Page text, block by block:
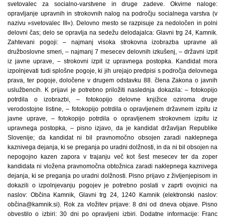
svetovalec za socialno-varstvene in druge zadeve. Okvirne naloge:
opravljanje upravnih in strokovnih nalog na področju socialnega varstva (v
nazivu »svetovalec III«). Delovno mesto se razpisuje za nedoločen in polni
delovni čas; delo se opravlja na sedežu delodajalca: Glavni trg 24, Kamnik.
Zahtevani pogoji: – najmanj visoka strokovna izobrazba upravne ali
družboslovne smeri, – najmanj 7 mesecev delovnih izkušenj, – državni izpit
iz javne uprave, – strokovni izpit iz upravnega postopka. Kandidat mora
izpolnjevati tudi splošne pogoje, ki jih urejajo predpisi s področja delovnega
prava, ter pogoje, določene v drugem odstavku 88. člena Zakona o javnih
uslužbencih. K prijavi je potrebno priložiti naslednja dokazila: – fotokopijo
potrdila o izobrazbi, – fotokopijo delovne knjižice oziroma druge
verodostojne listine, – fotokopijo potrdila o opravljenem državnem izpitu iz
javne uprave, – fotokopijo potrdila o opravljenem strokovnem izpitu iz
upravnega postopka, – pisno izjavo, da je kandidat državljan Republike
Slovenije; da kandidat ni bil pravnomočno obsojen zaradi naklepnega
kaznivega dejanja, ki se preganja po uradni dolžnosti, in da ni bil obsojen na
nepogojno kazen zapora v trajanju več kot šest mesecev ter da zoper
kandidata ni vložena pravnomočna obtožnica zaradi naklepnega kaznivega
dejanja, ki se preganja po uradni dolžnosti. Pisno prijavo z življenjepisom in
dokazili o izpolnjevanju pogojev je potrebno poslati v zaprti ovojnici na
naslov: Občina Kamnik, Glavni trg 24, 1240 Kamnik (elektronski naslov:
občina@kamnik.si). Rok za vložitev prijave: 8 dni od dneva objave. Pisno
obvestilo o izbiri: 30 dni po opravljeni izbiri. Dodatne informacije: Franc